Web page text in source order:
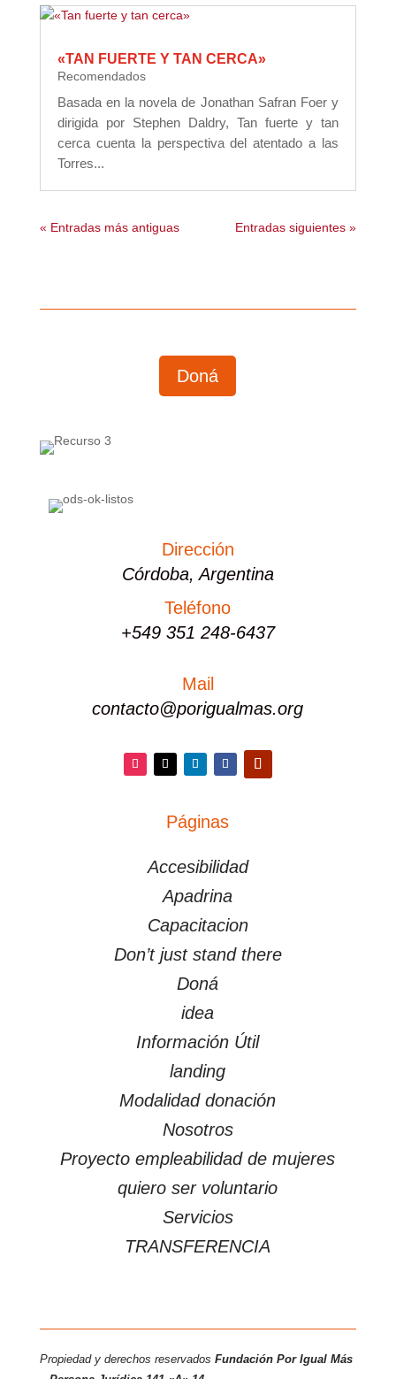
«TAN FUERTE Y TAN CERCA»
Recomendados
Basada en la novela de Jonathan Safran Foer y
dirigida por Stephen Daldry, Tan fuerte y tan
cerca cuenta la perspectiva del atentado a las
Torres...
« Entradas más antiguas Entradas siguientes »
Doná
Dirección
Córdoba, Argentina
Teléfono
+549 351 248-6437
Mail
contacto@porigualmas.org
Facebook
Páginas
Accesibilidad
Apadrina
Capacitacion
Don’t just stand there
Doná
idea
Información Útil
landing
Modalidad donación
Nosotros
Proyecto empleabilidad de mujeres
quiero ser voluntario
Servicios
TRANSFERENCIA
Propiedad y derechos reservados Fundación Por Igual Más